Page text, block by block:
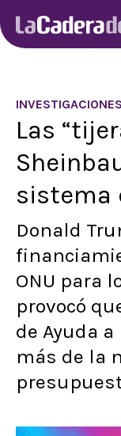
INVESTIGACIONES
Las
sistema
Donald
ONU para
provocó
de Ayuda
más de la